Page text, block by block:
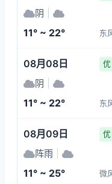
阴
11° ~ 22° 东
08月08日 优
阴
11° ~ 22° 东
08月09日 优
阵雨
11° ~ 25° 微